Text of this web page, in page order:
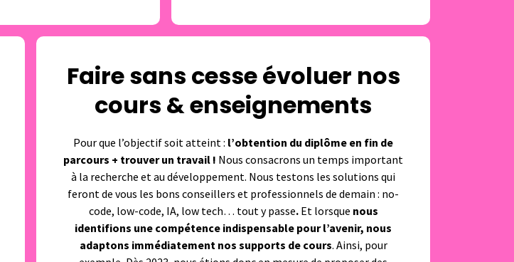
Faire sans cesse évoluer nos
cours & enseignements
Pour que l’objectif soit atteint : l’obtention du diplôme en fin de
parcours + trouver un travail ! Nous consacrons un temps important
à la recherche et au développement. Nous testons les solutions qui
feront de vous les bons conseillers et professionnels de demain : no-
code, low-code, IA, low tech… tout y passe.Et lorsque nous
identifions une compétence indispensable pour l’avenir, nous
adaptons immédiatement nos supports de cours. Ainsi, pour